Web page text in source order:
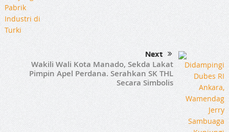
Next
Wakili Wali Kota Manado, Sekda Lakat
Pimpin Apel Perdana. Serahkan SK THL
Secara Simbolis